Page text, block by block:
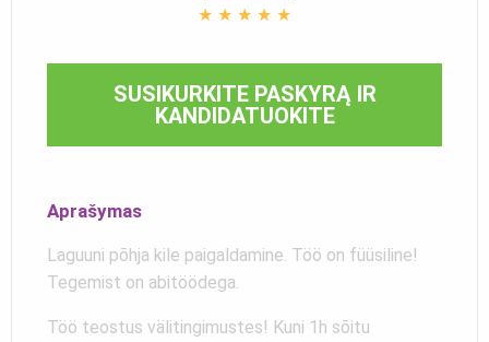
★ ★ ★ ★ ★
SUSIKURKITE PASKYRĄ IR
KANDIDATUOKITE
Aprašymas
Laguuni põhja kile paigaldamine. Töö on füüsiline!
Tegemist on abitöödega.
Töö teostus välitingimustes! Kuni 1h sõitu